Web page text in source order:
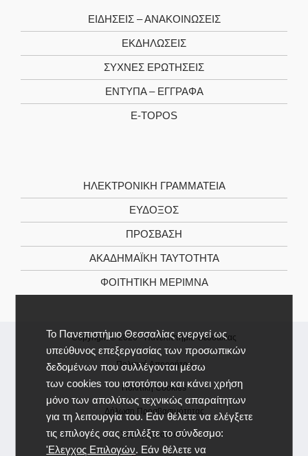
Το Πανεπιστήμιο Θεσσαλίας ενεργεί ως
υπεύθυνος επεξεργασίας των προσωπικών
δεδομένων που συλλέγονται μέσω
των cookies του ιστοτόπου και κάνει χρήση
μόνο των απολύτως τεχνικώς απαραίτητων
για τη λειτουργία του. Εάν θέλετε να ελέγξετε
τις επιλογές σας επιλέξτε το σύνδεσμο:
'Ελεγχος Επιλογών. Εάν θέλετε να
ΕΙΔΉΣΕΙΣ – ΑΝΑΚΟΙΝΏΣΕΙΣ
ΕΚΔΗΛΏΣΕΙΣ
ΣΥΧΝΈΣ ΕΡΩΤΉΣΕΙΣ
ΈΝΤΥΠΑ – ΈΓΓΡΑΦΑ
E-TOPOS
ΗΛΕΚΤΡΟΝΙΚΉ ΓΡΑΜΜΑΤΕΊΑ
ΕΥΔΟΞΟΣ
ΠΡΟΣΒΑΣΗ
ΑΚΑΔΗΜΑΪΚΉ ΤΑΥΤΌΤΗΤΑ
ΦΟΙΤΗΤΙΚΉ ΜΈΡΙΜΝΑ
Copyright © 2026 -Πανεπιστήμιο Θεσσαλίας
Πολιτική Απορρήτου
Πολιτική Cookies
Δήλωση Προσβασιμότητας
Χάρτης Ιστοτόπου